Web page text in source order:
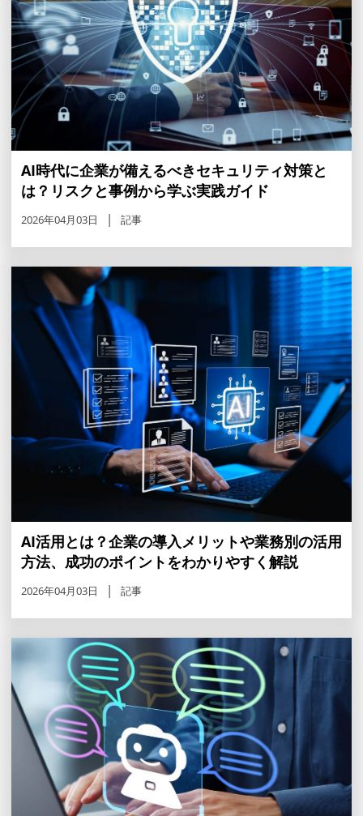
AI時代に企業が備えるべきセキュリティ対策と
は？リスクと事例から学ぶ実践ガイド
2026年04月03日 記事
AI活用とは？企業の導入メリットや業務別の活用
方法、成功のポイントをわかりやすく解説
2026年04月03日 記事